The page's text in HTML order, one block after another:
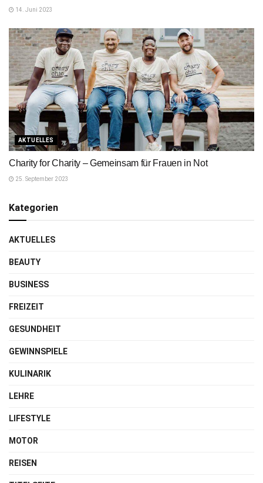
14. Juni 2023
AKTUELLES
Charity for Charity – Gemeinsam für Frauen in Not
25. September 2023
Kategorien
AKTUELLES
BEAUTY
BUSINESS
FREIZEIT
GESUNDHEIT
GEWINNSPIELE
KULINARIK
LEHRE
LIFESTYLE
MOTOR
REISEN